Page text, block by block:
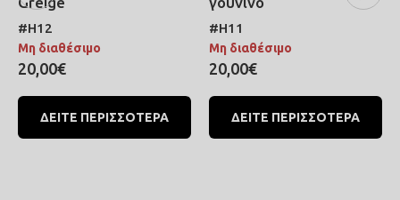
#H12
Μη διαθέσιμο
20,00€
ΔΕΙΤΕ ΠΕΡΙΣΣΟΤΕΡΑ
#H11
Μη διαθέσιμο
20,00€
ΔΕΙΤΕ ΠΕΡΙΣΣΟΤΕΡΑ